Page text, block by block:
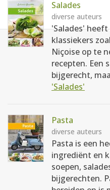
Salades
diverse auteurs
'Salades'
klassiekers
Niçoise op te
recepten. Een
bijgerecht,
'Salades'
Pasta
diverse auteurs
Pasta is een
ingrediënt en
soepen,
bijgerechten.